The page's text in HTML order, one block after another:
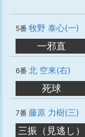
5番 牧野 泰心(一)
一邪直
6番 北 空来(右)
死球
7番 藤原 力樹(三)
三振（見逃し）